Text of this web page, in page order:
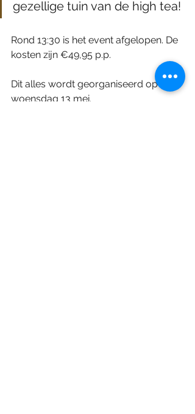
gezellige tuin van de high tea!
Rond 13:30 is het event afgelopen. De
kosten zijn €49,95 p.p.
Dit alles wordt georganiseerd op
woensdag 13 mei.